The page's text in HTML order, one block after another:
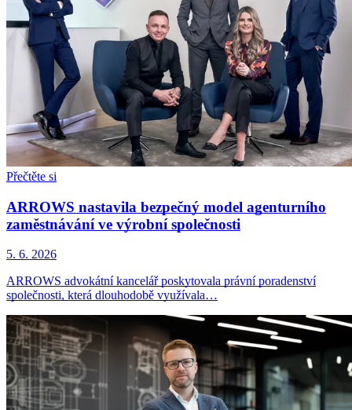
Přečtěte si
ARROWS nastavila bezpečný model agenturního
zaměstnávání ve výrobní společnosti
5. 6. 2026
ARROWS advokátní kancelář poskytovala právní poradenství
společnosti, která dlouhodobě využívala…